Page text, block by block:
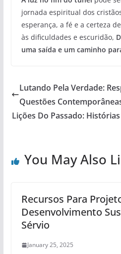
jornada espiritual dos
esperança, a fé e a certeza
às dificuldades e escuridão,
uma saída e um caminho
Lutando Pela Verdade:
Questões
Lições Do Passado:
You May Also
Recursos Para
Desenvolvimento
Sérvio
January 25, 2025